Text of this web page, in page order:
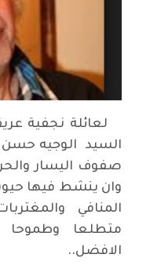
لعائلة نجفية
السيد الوجيه حسن
صفوف اليسار
وان ينشط فيها
المنافي
متطلعا وطموحا
الافضل..